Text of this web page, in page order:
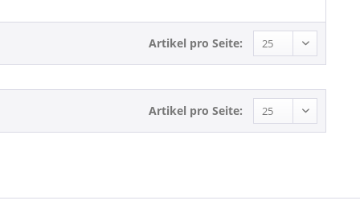
Artikel pro Seite:
Artikel pro Seite: